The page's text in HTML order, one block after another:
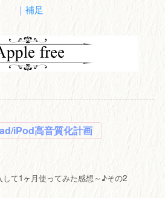
｜ 補足
iPod高音質化計画
して1ヶ月使ってみた感想～♪その2